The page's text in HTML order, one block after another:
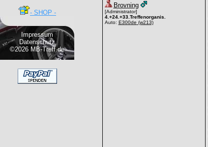
- SHOP -
Impressum
Datenschutz
©2026 MB-Treff.de
Brovning
[Administrator]
4.+24.+33.Treffenorganis.
Auto: E300de (w213)